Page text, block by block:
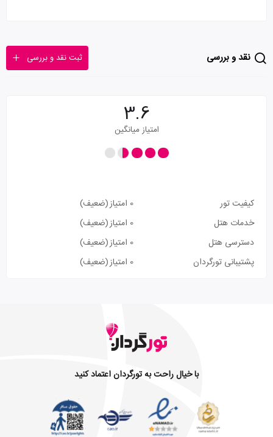
نقد و بررسی ثبت نقد و بررسی
3.6
امتیاز میانگین
کیفیت تور 0 امتیاز
(ضعیف)
خدمات هتل
0 امتیاز
(ضعیف)
دسترسی هتل
0 امتیاز
(ضعیف)
پشتیبانی تورگردان
0 امتیاز (ضعیف)
با خیال راحت به تورگردان اعتماد کنید